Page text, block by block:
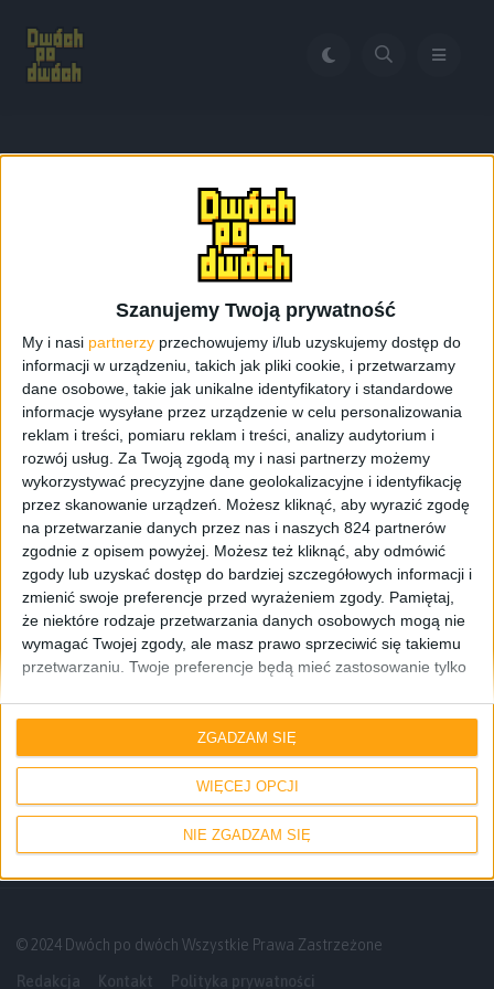
Szanujemy Twoją prywatność
My i nasi partnerzy przechowujemy i/lub uzyskujemy dostęp do
informacji w urządzeniu, takich jak pliki cookie, i przetwarzamy
dane osobowe, takie jak unikalne identyfikatory i standardowe
informacje wysyłane przez urządzenie w celu personalizowania
reklam i treści, pomiaru reklam i treści, analizy audytorium i
rozwój usług. Za Twoją zgodą my i nasi partnerzy możemy
wykorzystywać precyzyjne dane geolokalizacyjne i identyfikację
przez skanowanie urządzeń. Możesz kliknąć, aby wyrazić zgodę
na przetwarzanie danych przez nas i naszych 824 partnerów
zgodnie z opisem powyżej. Możesz też kliknąć, aby odmówić
zgody lub uzyskać dostęp do bardziej szczegółowych informacji i
zmienić swoje preferencje przed wyrażeniem zgody. Pamiętaj,
że niektóre rodzaje przetwarzania danych osobowych mogą nie
wymagać Twojej zgody, ale masz prawo sprzeciwić się takiemu
przetwarzaniu. Twoje preferencje będą mieć zastosowanie tylko
przycisk "Prywatność" na dole strony.
WIĘCEJ OPCJI
NIE ZGADZAM SIĘ
ZGADZAM SIĘ
Samsung Gear 2 Unboxing PL
Samsung Gear 2
Unboxing PL
Gadżety osobiste Pierwsze wrażenia
Rozpoczynamy test Samsung Gear 2.
Jakie macie pytania?
© 2024 Dwóch po dwóch Wszystkie Prawa Zastrzeżone
Redakcja Kontakt Polityka prywatności